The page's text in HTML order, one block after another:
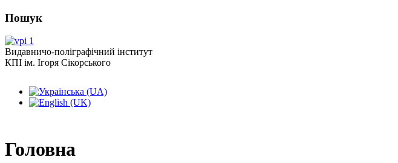
Пошук
Видавничо-поліграфічний інститут
КПІ ім. Ігоря Сікорського
Головна